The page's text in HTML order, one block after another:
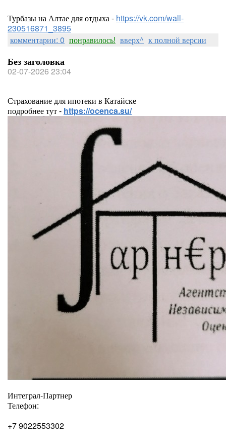
Турбазы на Алтае для отдыха - https://vk.com/wall-
230516871_3895
комментарии: 0 понравилось! вверх^ к полной версии
Без заголовка
02-07-2026 23:04
Страхование для ипотеки в Катайске
подробнее тут - https://ocenca.su/
Интеграл-Партнер
Телефон:
+7 9022553302